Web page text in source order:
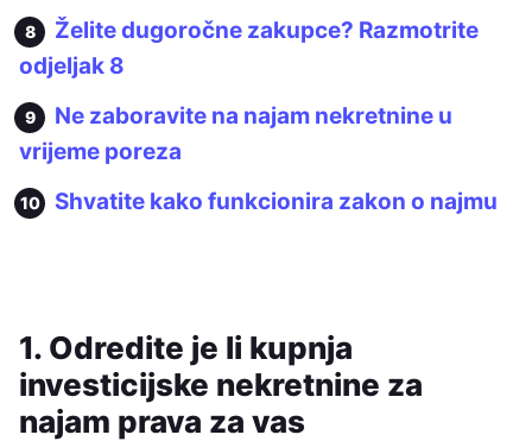
Želite dugoročne zakupce? Razmotrite
odjeljak 8
Ne zaboravite na najam nekretnine u
vrijeme poreza
Shvatite kako funkcionira zakon o najmu
1. Odredite je li kupnja
investicijske nekretnine za
najam prava za vas